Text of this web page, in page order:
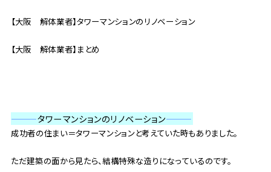
【大阪 解体業者】タワーマンションのリノベーション
【大阪 解体業者】まとめ
———タワーマンションのリノベーション———
成功者の住まい＝タワーマンションと考えていた時もありました。
ただ建築の面から見たら、結構特殊な造りになっているのです。